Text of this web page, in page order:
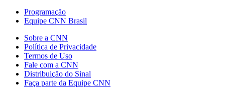
Programação
Equipe CNN Brasil
Sobre a CNN
Política de Privacidade
Termos de Uso
Fale com a CNN
Distribuição do Sinal
Faça parte da Equipe CNN